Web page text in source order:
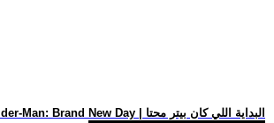
.. فيلم Spider-Man: Brand New Day | البداية اللي كان بيتر محتا